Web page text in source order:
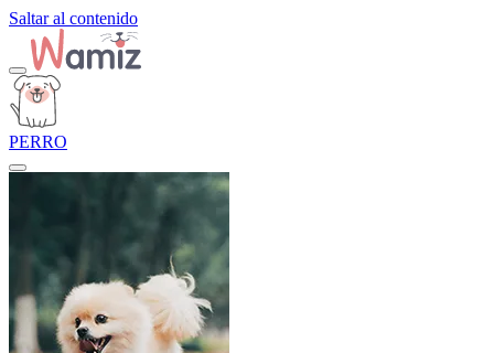
Saltar al contenido
PERRO